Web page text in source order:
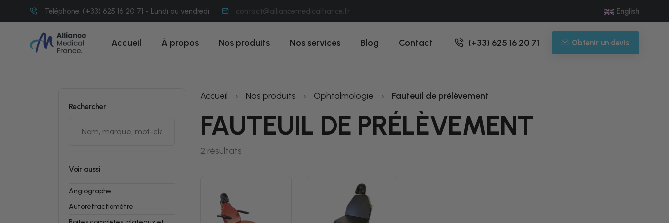
Téléphone: (+33) 625 16 20 71 - Lundi au vendredi contact@alliancemedicalfrance.fr English
Accueil À propos Nos produits Nos services Blog Contact (+33) 625 16 20 71 Obtenir un devis
Rechercher
Voir aussi
Angiographe
Autorefractiomètre
Accueil › Nos produits › Ophtalmologie › Fauteuil de prélèvement
FAUTEUIL DE PRÉLÈVEMENT
2 résultats